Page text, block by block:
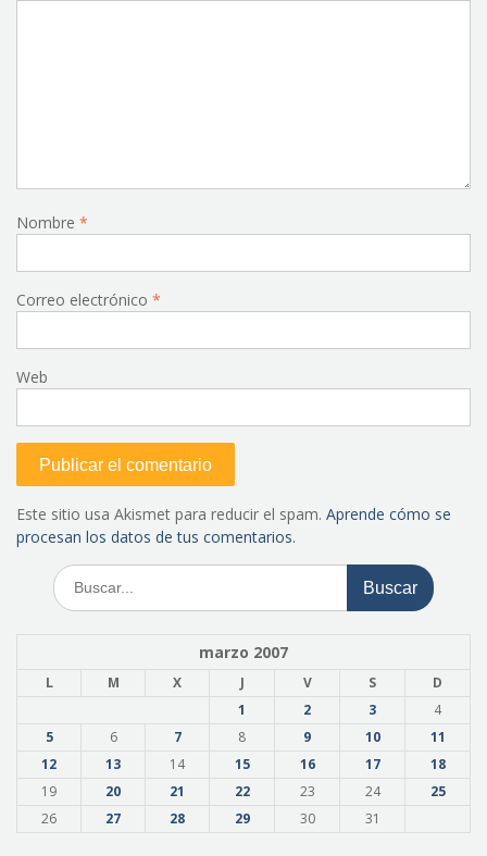
Nombre *
Correo electrónico *
Web
Este sitio usa Akismet para reducir el spam. Aprende cómo se
procesan los datos de tus comentarios.
Buscar:
marzo 2007
L M X J V S
D
1
2 3
4
5
6 7 8 9 10
11
12
13 14 15 16 17
18
19
20 21 22 23 24
25
26
27 28 29 30 31